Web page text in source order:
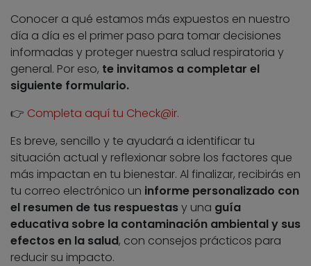
Conocer a qué estamos más expuestos en nuestro
día a día es el primer paso para tomar decisiones
informadas y proteger nuestra salud respiratoria y
general. Por eso, te invitamos a completar el
siguiente formulario.
👉 Completa aquí tu Check@ir.
Es breve, sencillo y te ayudará a identificar tu
situación actual y reflexionar sobre los factores que
más impactan en tu bienestar. Al finalizar, recibirás en
tu correo electrónico un informe personalizado con
el resumen de tus respuestasy una guía
educativa sobre la contaminación ambiental y sus
efectos en la salud, con consejos prácticos para
reducir su impacto.